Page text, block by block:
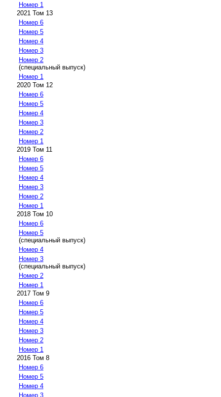
Номер 1
2021 Том 13
Номер 6
Номер 5
Номер 4
Номер 3
Номер 2
(специальный выпуск)
Номер 1
2020 Том 12
Номер 6
Номер 5
Номер 4
Номер 3
Номер 2
Номер 1
2019 Том 11
Номер 6
Номер 5
Номер 4
Номер 3
Номер 2
Номер 1
2018 Том 10
Номер 6
Номер 5
(специальный выпуск)
Номер 4
Номер 3
(специальный выпуск)
Номер 2
Номер 1
2017 Том 9
Номер 6
Номер 5
Номер 4
Номер 3
Номер 2
Номер 1
2016 Том 8
Номер 6
Номер 5
Номер 4
Номер 3